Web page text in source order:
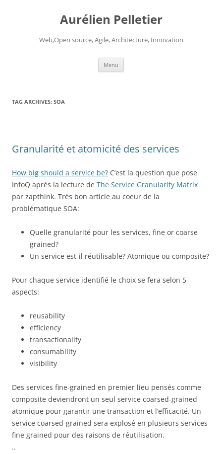
Aurélien Pelletier
Web,Open source, Agile, Architecture, Innovation
Menu
TAG ARCHIVES: SOA
Granularité et atomicité des services
How big should a service be? C’est la question que pose
InfoQ après la lecture de The Service Granularity Matrix
par zapthink. Très bon article au coeur de la
problématique SOA:
Quelle granularité pour les services, fine or coarse
grained?
Un service est-il réutilisable? Atomique ou composite?
Pour chaque service identifié le choix se fera selon 5
aspects:
reusability
efficiency
transactionality
consumability
visibility
Des services fine-grained en premier lieu pensés comme
composite deviendront un seul service coarsed-grained
atomique pour garantir une transaction et l’efficacité. Un
service coarsed-grained sera explosé en plusieurs services
fine grained pour des raisons de réutilisation.
..